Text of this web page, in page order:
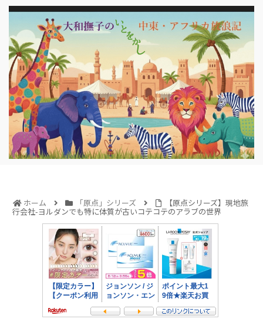
ホーム 「原点」シリーズ 【原点シリーズ】現地旅
行会社-ヨルダンでも特に体質が古いコテコテのアラブの世界